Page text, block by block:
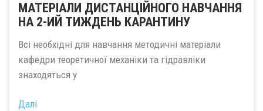
МАТЕРІАЛИ ДИСТАНЦІЙНОГО НАВЧАННЯ
НА 2-ИЙ ТИЖДЕНЬ КАРАНТИНУ
Всі необхідні для навчання методичні матеріали
кафедри теоретичної механіки та гідравліки
знаходяться у
Далі